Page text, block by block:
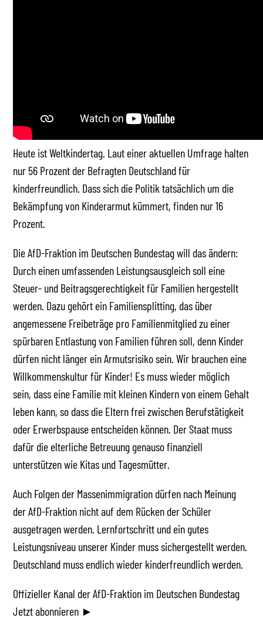
Heute ist Weltkindertag. Laut einer aktuellen Umfrage halten
nur 56 Prozent der Befragten Deutschland für
kinderfreundlich. Dass sich die Politik tatsächlich um die
Bekämpfung von Kinderarmut kümmert, finden nur 16
Prozent.
Die AfD-Fraktion im Deutschen Bundestag will das ändern:
Durch einen umfassenden Leistungsausgleich soll eine
Steuer- und Beitragsgerechtigkeit für Familien hergestellt
werden. Dazu gehört ein Familiensplitting, das über
angemessene Freibeträge pro Familienmitglied zu einer
spürbaren Entlastung von Familien führen soll, denn Kinder
dürfen nicht länger ein Armutsrisiko sein. Wir brauchen eine
Willkommenskultur für Kinder! Es muss wieder möglich
sein, dass eine Familie mit kleinen Kindern von einem Gehalt
leben kann, so dass die Eltern frei zwischen Berufstätigkeit
oder Erwerbspause entscheiden können. Der Staat muss
dafür die elterliche Betreuung genauso finanziell
unterstützen wie Kitas und Tagesmütter.
Auch Folgen der Massenimmigration dürfen nach Meinung
der AfD-Fraktion nicht auf dem Rücken der Schüler
ausgetragen werden. Lernfortschritt und ein gutes
Leistungsniveau unserer Kinder muss sichergestellt werden.
Deutschland muss endlich wieder kinderfreundlich werden.
Offizieller Kanal der AfD-Fraktion im Deutschen Bundestag
Jetzt abonnieren ►